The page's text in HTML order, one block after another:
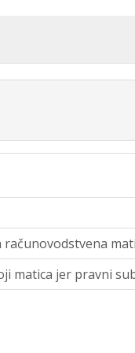
matica jer pravni